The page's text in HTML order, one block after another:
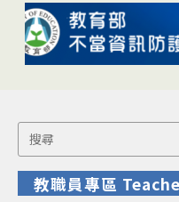
Search
for:
教職員專區